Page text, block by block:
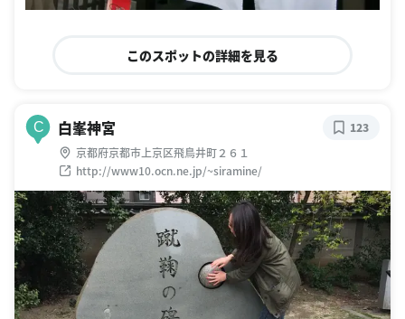
このスポットの詳細を見る
C 白峯神宮
京都府京都市上京区飛鳥井町２６１
http://www10.ocn.ne.jp/~siramine/
123